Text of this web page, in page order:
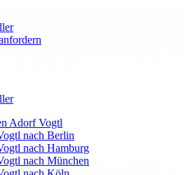
Adorf Vogtl
nach Berlin
nach Hamburg
nach München